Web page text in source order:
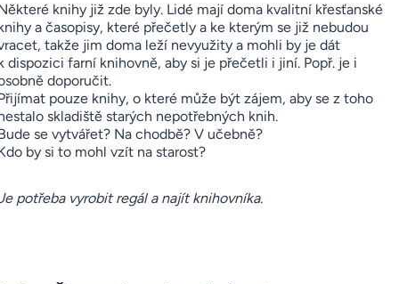
knihy již zde byly. Lidé mají doma kvalitní křesťanské
a časopisy, které přečetly a ke kterým se již nebudou
takže jim doma leží nevyužity a mohli by je dát
dispozici farní knihovně, aby si je přečetli i jiní. Popř. je i
doporučit.
pouze knihy, o které může být zájem, aby se z toho
skladiště starých nepotřebných knih.
se vytvářet? Na chodbě? V učebně?
by si to mohl vzít na starost?
potřeba vyrobit regál a najít knihovníka.